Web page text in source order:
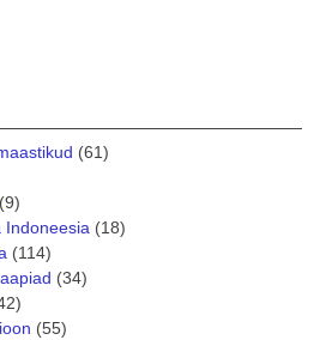
(61)
Indoneesia(18)
(114)
(34)
(55)